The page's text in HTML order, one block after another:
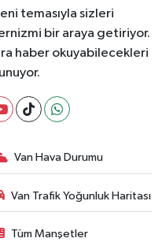
temasıyla sizleri
bir araya getiriyor.
haber okuyabilecekleri
Van Hava Durumu
Van Trafik Yoğunluk Haritası
Tüm Manşetler